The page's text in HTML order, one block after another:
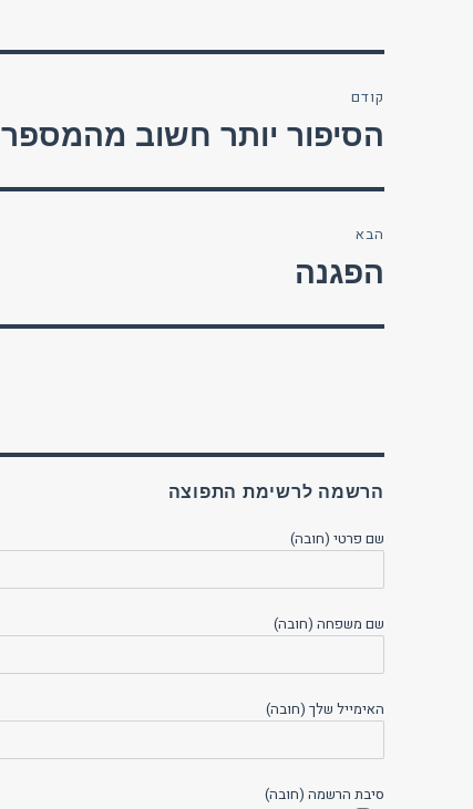
קודם
הפוסט
הסיפור יותר חשוב מהמספר
הבא
הפוסט
הפגנה
הרשמה לרשימת התפוצה
שם פרטי (חובה)
שם משפחה (חובה)
האימייל שלך (חובה)
סיבת הרשמה (חובה)